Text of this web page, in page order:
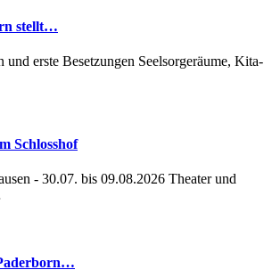
stellt…
erste Besetzungen Seelsorgeräume, Kita-
Schlosshof
- 30.07. bis 09.08.2026 Theater und